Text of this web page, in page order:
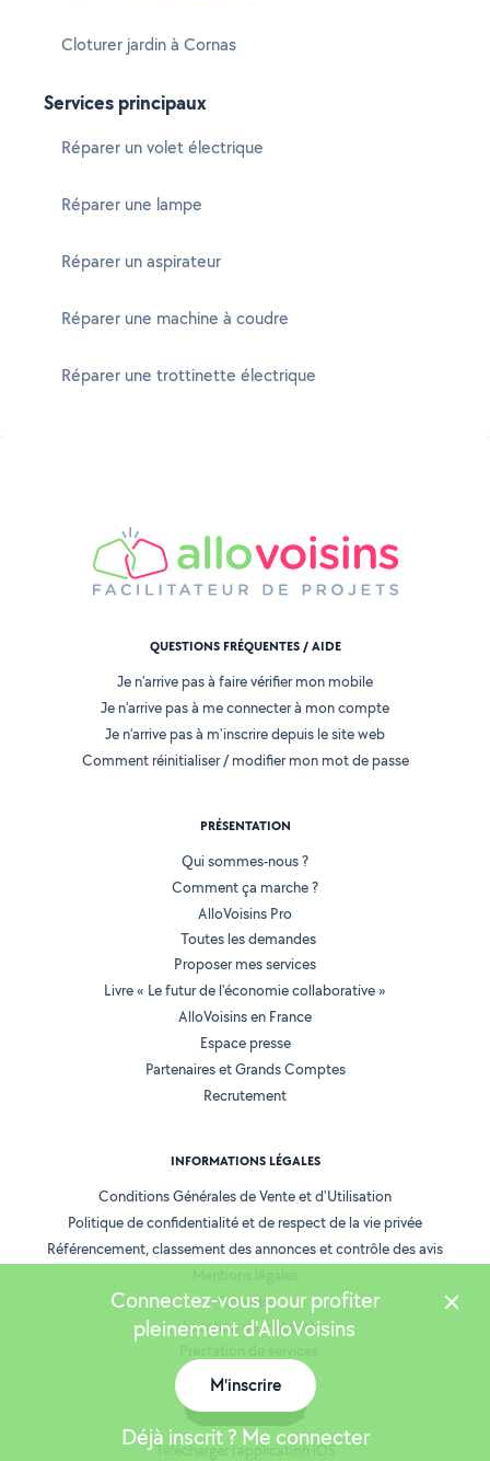
Cloturer jardin à Cornas
Services principaux
Réparer un volet électrique
Réparer une lampe
Réparer un aspirateur
Réparer une machine à coudre
Réparer une trottinette électrique
QUESTIONS FRÉQUENTES / AIDE
Je n'arrive pas à faire vérifier mon mobile
Je n'arrive pas à me connecter à mon compte
Je n'arrive pas à m'inscrire depuis le site web
Comment réinitialiser / modifier mon mot de passe
PRÉSENTATION
Qui sommes-nous ?
Comment ça marche ?
AlloVoisins Pro
Toutes les demandes
Proposer mes services
Livre « Le futur de l'économie collaborative »
AlloVoisins en France
Espace presse
Partenaires et Grands Comptes
Recrutement
INFORMATIONS LÉGALES
Conditions Générales de Vente et d'Utilisation
Politique de confidentialité et de respect de la vie privée
Référencement, classement des annonces et contrôle des avis
Cookies
Location de matériel
NOS APPLICATIONS
Télécharger l’application iOS
Connectez-vous pour profiter
pleinement d'AlloVoisins
M'inscrire
Déjà inscrit ? Me connecter